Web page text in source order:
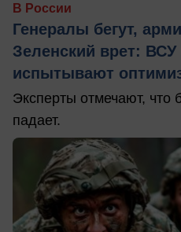
В России
Генералы бегут,
Зеленский врет:
испытывают
Эксперты отмечают, что
падает.